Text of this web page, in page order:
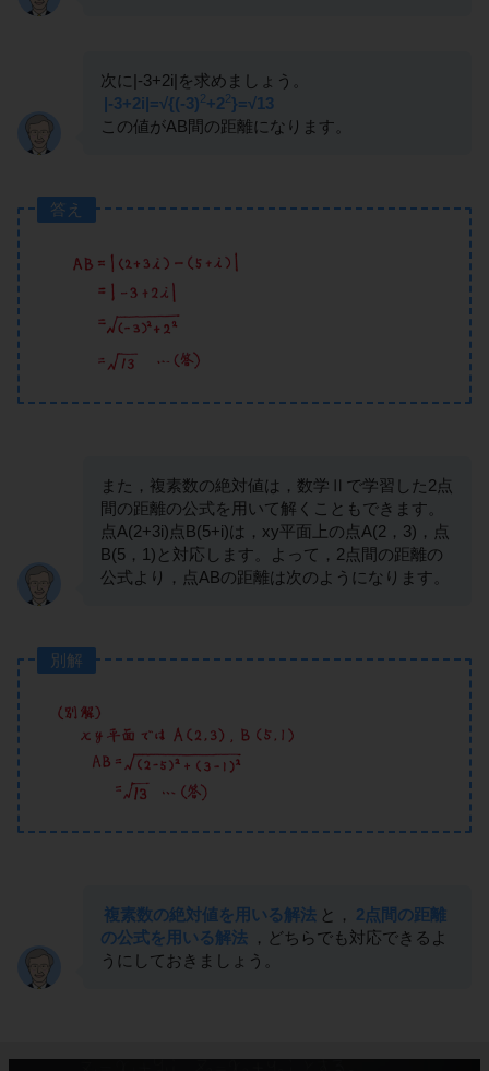
次に|-3+2i|を求めましょう。
|-3+2i|=√{(-3)2+22}=√13
この値がAB間の距離になります。
答え
また，複素数の絶対値は，数学Ⅱで学習した2点
間の距離の公式を用いて解くこともできます。
点A(2+3i)点B(5+i)は，xy平面上の点A(2，3)，点
B(5，1)と対応します。よって，2点間の距離の
公式より，点ABの距離は次のようになります。
別解
複素数の絶対値を用いる解法 と，
2点間の距離
の公式を用いる解法 ，どちらでも対応できるよ
うにしておきましょう。